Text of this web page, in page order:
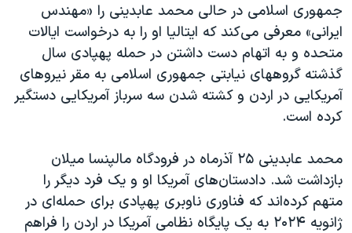
جمهوری اسلامی در حالی محمد عابدینی را «مهندس
ایرانی» معرفی می‌کند که ایتالیا او را به درخواست ایالات
متحده و به اتهام دست داشتن در حمله پهپادی سال
گذشته گروههای نیابتی جمهوری اسلامی به مقر نیروهای
آمریکایی در اردن و کشته شدن سه سرباز آمریکایی دستگیر
کرده است.
محمد عابدینی ۲۵ آذرماه در فرودگاه مالپنسا میلان
بازداشت شد. دادستان‌های آمریکا او و یک فرد دیگر را
متهم کرده‌اند که فناوری ناوبری پهپادی برای حمله‌ای در
ژانویه ۲۰۲۴ به یک پایگاه نظامی آمریکا در اردن را فراهم